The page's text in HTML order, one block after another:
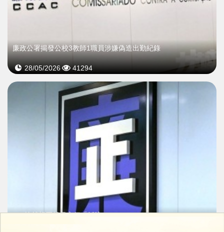
廉政公署揭發公校3教師1職員涉嫌偽造出勤紀錄
28/05/2026 41294
500蚊就想買起保安個「飯碗」？